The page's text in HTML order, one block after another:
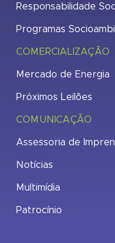
Responsabilidade
Programas
COMERCIALIZAÇÃO
Mercado de Energia
Próximos Leilões
COMUNICAÇÃO
Assessoria de
Notícias
Multimídia
Patrocínio